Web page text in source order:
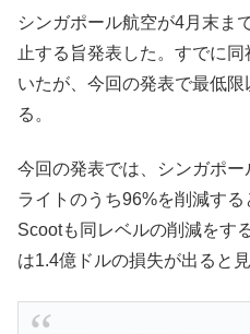
シンガポール航空が4月末ま
止する旨発表した。すでに
いたが、今回の発表で最低
る。
今回の発表では、シンガポ
ライトのうち96%を削減す
Scootも同レベルの削減をす
は1.4億ドルの損失が出ると